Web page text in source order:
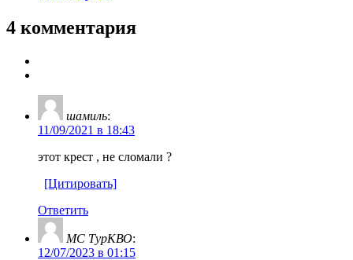
4 комментария
шамиль:
11/09/2021 в 18:43
этот крест , не сломали ?
[Цитировать]
Ответить
МС ТурКВО:
12/07/2023 в 01:15